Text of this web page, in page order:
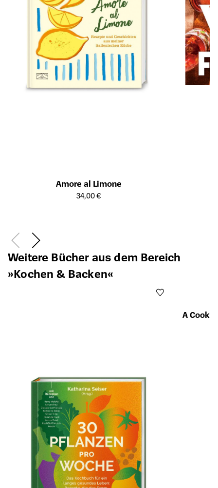
Amore al Limone
Öffnet die Detailseite des Produkts
34,00 €
Weitere Bücher aus dem Bereich
»Kochen & Backen«
A